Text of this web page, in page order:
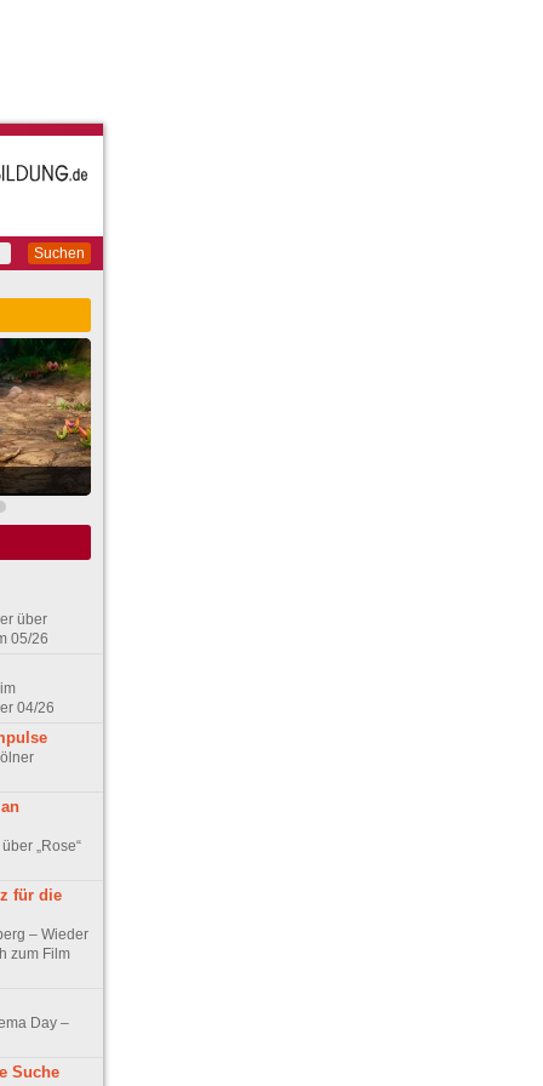
Suchen
über
05/26
04/26
„Rose“
für die
– Wieder
zum Film
Day –
Suche